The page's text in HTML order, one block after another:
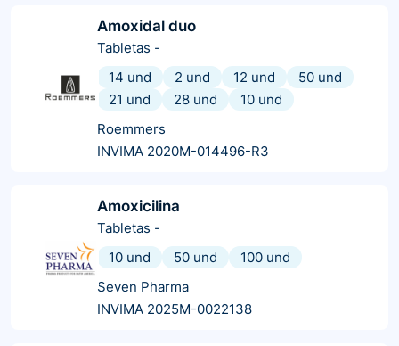
Amoxidal duo
Tabletas -
14 und
2 und 12 und
50 und
21 und
28 und
10 und
Roemmers
INVIMA 2020M-014496-R3
Amoxicilina
Tabletas -
10 und
50 und
100 und
Seven Pharma
INVIMA 2025M-0022138